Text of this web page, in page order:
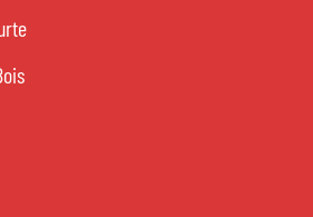
État-civil, papiers d'identité